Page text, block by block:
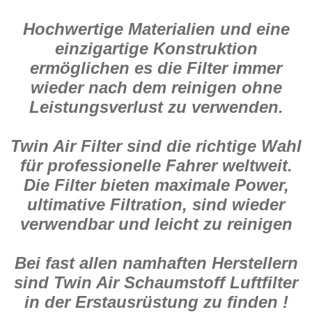
Hochwertige Materialien und eine
einzigartige Konstruktion
ermöglichen es die Filter immer
wieder nach dem reinigen ohne
Leistungsverlust zu verwenden.
Twin Air Filter sind die richtige Wahl
für professionelle Fahrer weltweit.
Die Filter bieten maximale Power,
ultimative Filtration, sind wieder
verwendbar und leicht zu reinigen
Bei fast allen namhaften Herstellern
sind Twin Air Schaumstoff Luftfilter
in der Erstausrüstung zu finden !